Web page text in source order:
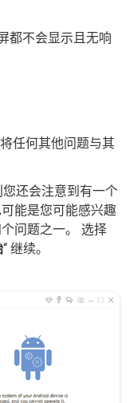
都不会显示且无响
任何其他问题与其
还会注意到有一个
能是您可能感兴趣
问题之一。 选择
“ 继续。